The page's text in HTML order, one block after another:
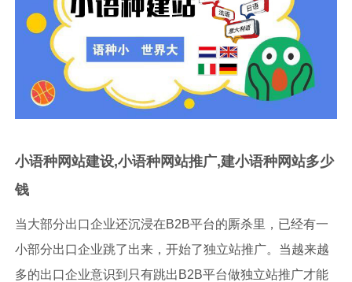
小语种网站建设,小语种网站推广,建小语种网站多少
钱
当大部分出口企业还沉浸在B2B平台的厮杀里，已经有一
小部分出口企业跳了出来，开始了独立站推广。当越来越
多的出口企业意识到只有跳出B2B平台做独立站推广才能